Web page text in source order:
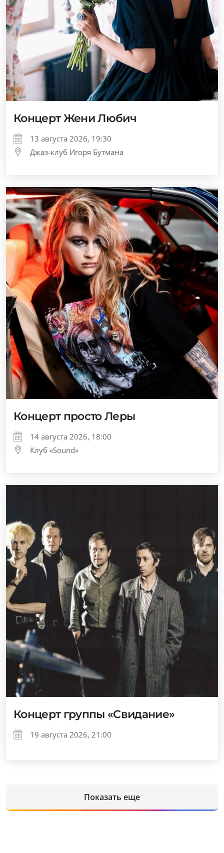
Концерт Жени Любич
13 августа 2026, 19:30
Джаз-клуб Игоря Бутмана
Концерт просто Леры
14 августа 2026, 18:00
Клуб «Sound»
Концерт группы «Свидание»
19 августа 2026, 21:00
Показать еще